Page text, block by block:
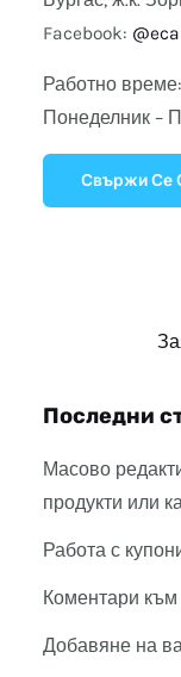
Facebook:
Работно време:
Понеделник –
Свържи Се
Последни
Масово
продукти или
Работа с
Коментари
Добавяне на